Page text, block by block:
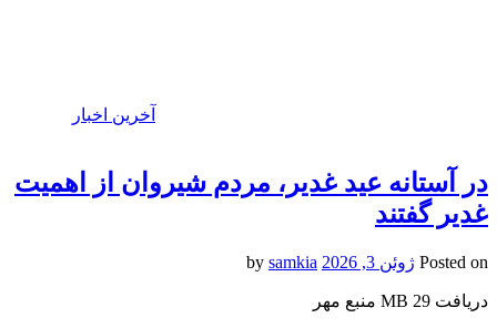
آخرین اخبار
در آستانه عید غدیر، مردم شیروان از اهمیت
غدیر گفتند
Posted on ژوئن 3, 2026 samkia
دریافت 29 MB منبع مهر